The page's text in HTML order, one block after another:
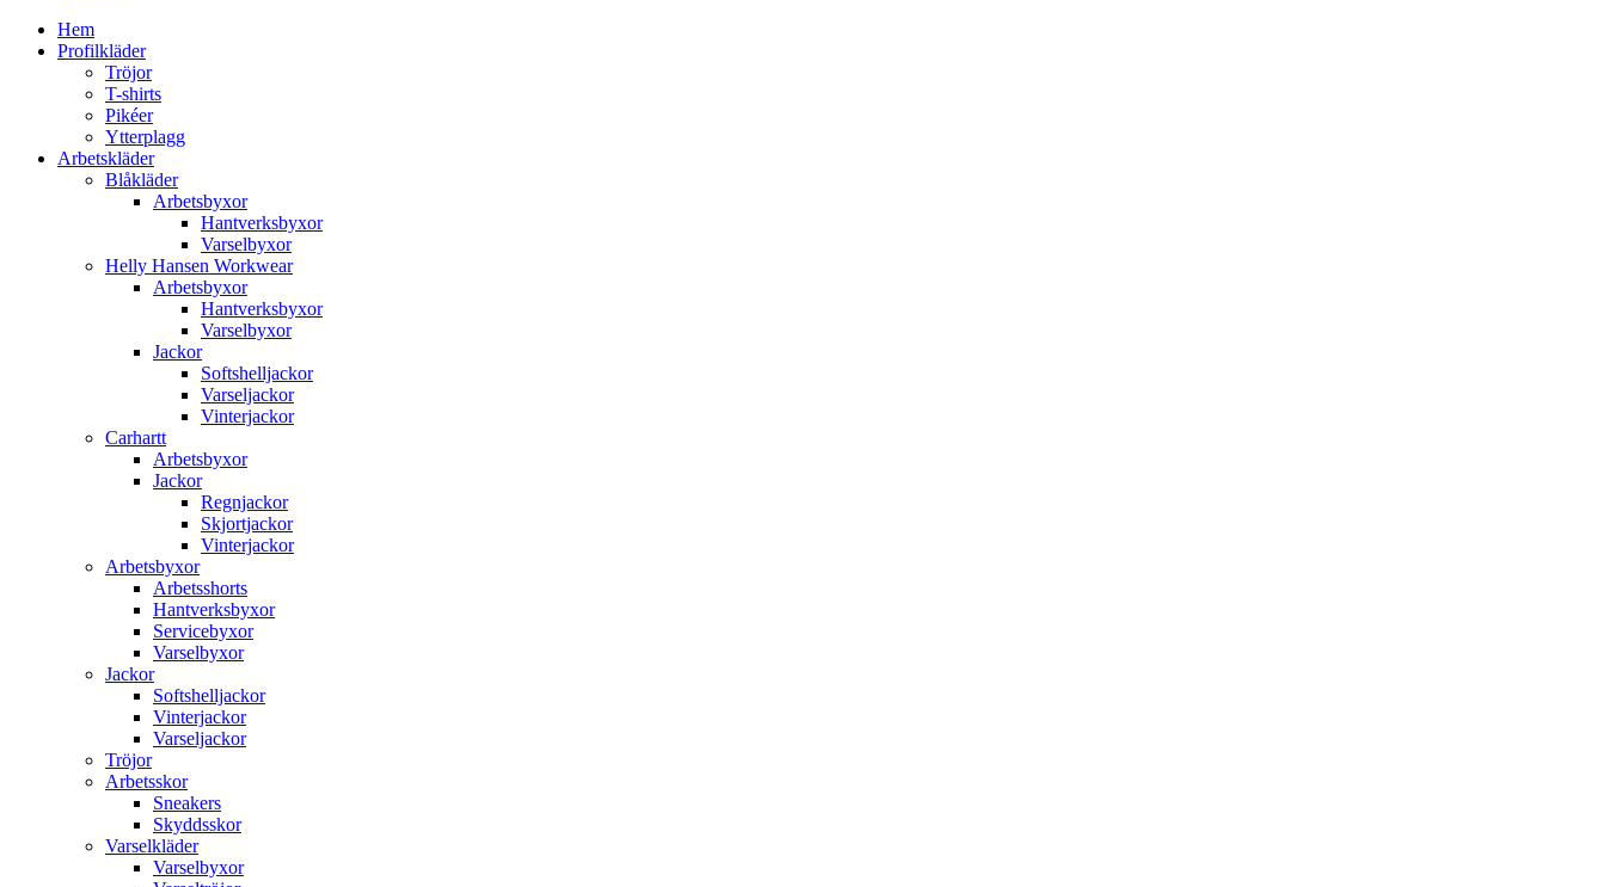
Hem
Profilkläder
Tröjor
T-shirts
Pikéer
Ytterplagg
Arbetskläder
Blåkläder
Arbetsbyxor
Hantverksbyxor
Varselbyxor
Helly Hansen Workwear
Arbetsbyxor
Hantverksbyxor
Varselbyxor
Jackor
Softshelljackor
Varseljackor
Vinterjackor
Carhartt
Arbetsbyxor
Jackor
Regnjackor
Skjortjackor
Vinterjackor
Arbetsbyxor
Arbetsshorts
Hantverksbyxor
Servicebyxor
Varselbyxor
Jackor
Softshelljackor
Vinterjackor
Varseljackor
Tröjor
Arbetsskor
Sneakers
Skyddsskor
Varselkläder
Varselbyxor